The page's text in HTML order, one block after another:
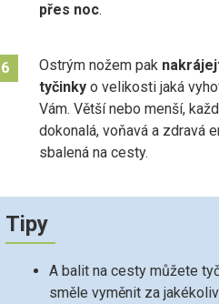
přes noc.
6 Ostrým nožem pak
tyčinkyo velikosti jaká
Vám. Větší nebo menší,
dokonalá, voňavá a zdravá
sbalená na cesty.
Tipy
A balit na cesty můžete
směle vyměnit za